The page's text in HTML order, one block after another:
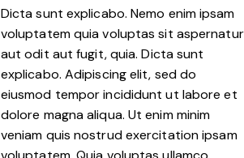
Dicta sunt explicabo. Nemo enim ipsam
voluptatem quia voluptas sit aspernatur
aut odit aut fugit, quia. Dicta sunt
explicabo. Adipiscing elit, sed do
eiusmod tempor incididunt ut labore et
dolore magna aliqua. Ut enim minim
veniam quis nostrud exercitation ipsam